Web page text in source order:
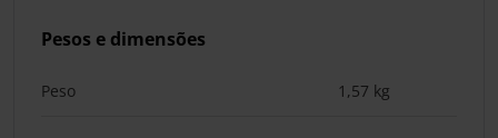
Pesos e dimensões
Peso 1,57 kg